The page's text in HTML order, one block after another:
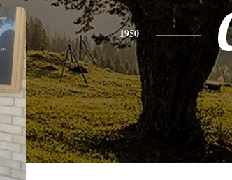
1950